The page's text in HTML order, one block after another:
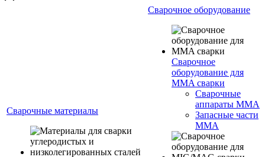
Сварочные материалы
Сварочное оборудование
Сварочное
оборудование для
MMA сварки
Сварочные
аппараты MMA
Запасные части
MMA